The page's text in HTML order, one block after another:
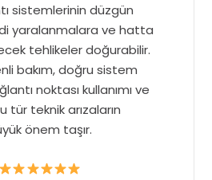
sistemlerinin düzgün
yaralanmalara ve hatta
tehlikeler doğurabilir.
bakım, doğru sistem
noktası kullanımı ve
tür teknik arızaların
önem taşır.